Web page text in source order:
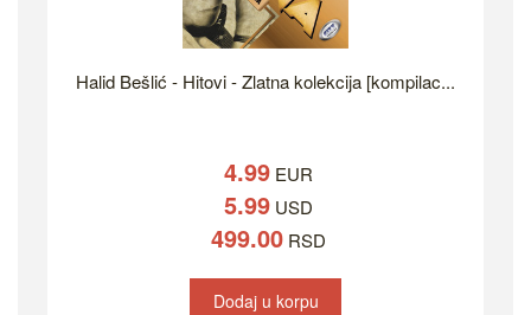
Halid Bešlić - Hitovi - Zlatna kolekcija [kompilac...
4.99 EUR
5.99 USD
499.00 RSD
Dodaj u korpu